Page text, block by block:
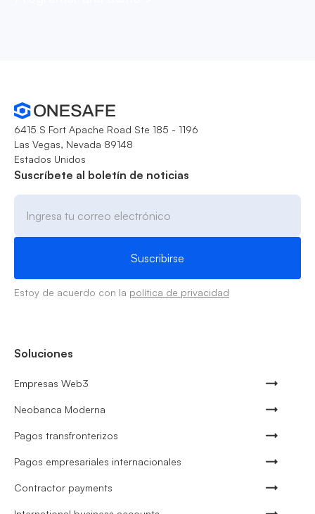
6415 S Fort Apache Road Ste 185 - 1196
Las Vegas, Nevada 89148
Estados Unidos
Suscríbete al boletín de noticias
Estoy de acuerdo con la política de privacidad
Soluciones
Empresas Web3
Neobanca Moderna
Pagos transfronterizos
Pagos empresariales internacionales
Contractor payments